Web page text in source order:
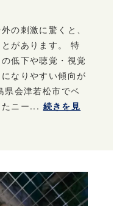
の刺激に驚くと、
があります。 特
低下や聴覚・視覚
なりやすい傾向が
県会津若松市でベ
たニー... 続きを見